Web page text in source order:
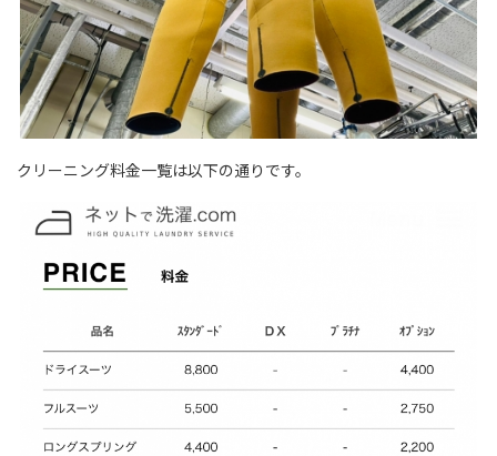
クリーニング料金一覧は以下の通りです。